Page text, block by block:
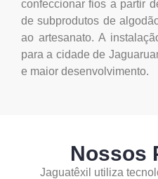
confeccionar fios a partir
de subprodutos de
ao artesanato. A
para a cidade de
e maior desenvolvimento.
Nossos
Jaguatêxil utiliza